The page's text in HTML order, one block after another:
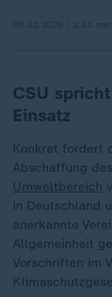
CSU
Einsatz
Konkret fordert
Abschaffung
Umweltbereich
in Deutschland
anerkannte
Allgemeinheit
Vorschriften im